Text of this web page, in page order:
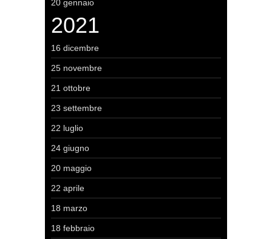
20 gennaio
2021
16 dicembre
25 novembre
21 ottobre
23 settembre
22 luglio
24 giugno
20 maggio
22 aprile
18 marzo
18 febbraio